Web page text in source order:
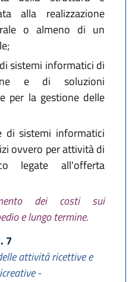
alla realizzazione
o almeno di un
sistemi informatici di
e di soluzioni
per la gestione delle
di sistemi informatici
ovvero per attività di
legate all'offerta
dei costi sui
e lungo termine.
7
attività ricettive e
-